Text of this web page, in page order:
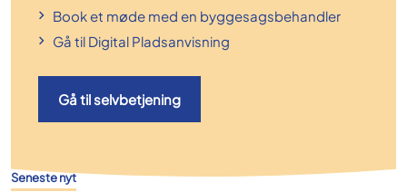
Book et møde med en byggesagsbehandler
Gå til Digital Pladsanvisning
Gå til selvbetjening
Seneste nyt